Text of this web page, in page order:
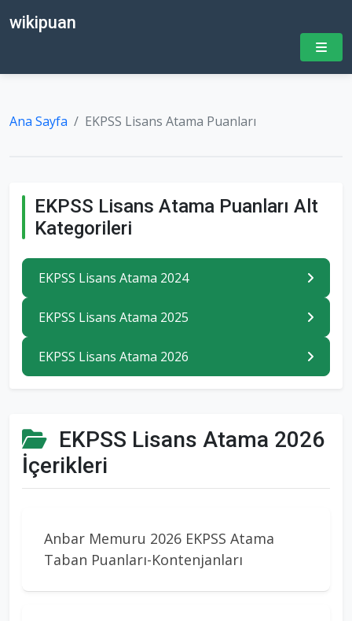
wikipuan
Ana Sayfa EKPSS Lisans Atama Puanları
EKPSS Lisans Atama Puanları Alt
Kategorileri
EKPSS Lisans Atama 2024
EKPSS Lisans Atama 2025
EKPSS Lisans Atama 2026
EKPSS Lisans Atama 2026
İçerikleri
Anbar Memuru 2026 EKPSS Atama
Taban Puanları-Kontenjanları